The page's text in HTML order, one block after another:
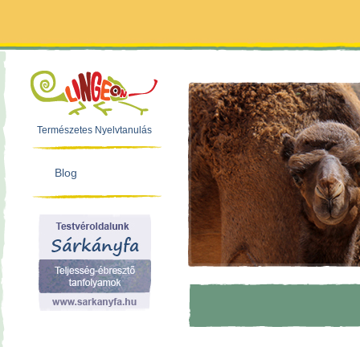
Természetes Nyelvtanulás
Blog